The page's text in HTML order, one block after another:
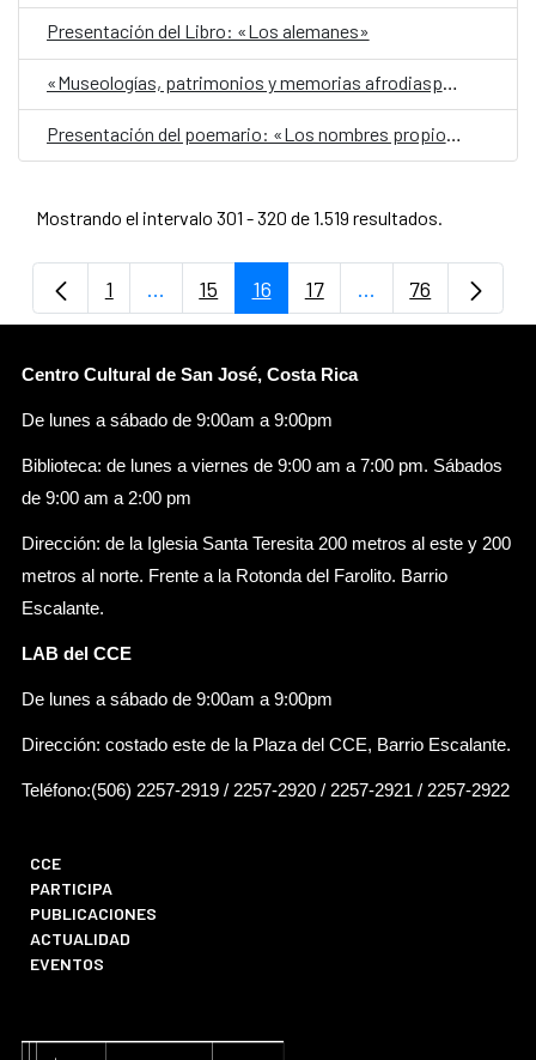
Presentación del Libro: «Los alemanes»
«Museologías, patrimonios y memorias afrodiaspóricas»
Mostrando el intervalo 301 - 320 de 1.519 resultados.
Página
1 ...Páginas intermedias Use TAB para
Página
15 Página
16 Página
17 ...PáginasPágina
76
Centro Cultural de San José, Costa Rica
De lunes a sábado de 9:00am a 9:00pm
Biblioteca: de lunes a viernes de 9:00 am a 7:00 pm. Sábados
de 9:00 am a 2:00 pm
Dirección: de la Iglesia Santa Teresita 200 metros al este y 200
metros al norte. Frente a la Rotonda del Farolito. Barrio
Escalante.
LAB del CCE
De lunes a sábado de 9:00am a 9:00pm
Dirección: costado este de la Plaza del CCE, Barrio Escalante.
Teléfono:(506) 2257-2919 / 2257-2920 / 2257-2921 / 2257-2922
CCE
PARTICIPA
PUBLICACIONES
ACTUALIDAD
EVENTOS